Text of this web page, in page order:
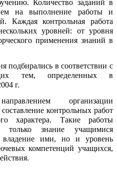
Количество заданий в
на выполнение работы и
Каждая контрольная работа
уровней: от уровня
применения знаний в
подбирались в соответствии с
тем, определенных в
г.
организации
составление контрольных работ
характера. Такие работы
только знание учащимися
ими, но и уровень
компетенций учащихся,